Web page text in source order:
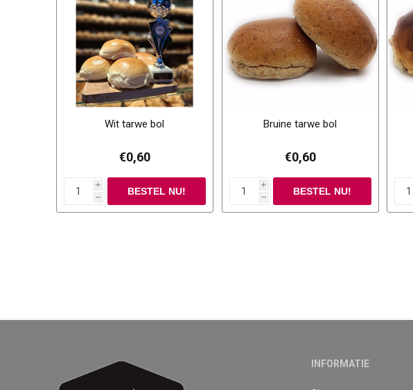
Wit tarwe bol
€0,60
i
h
Bruine tarwe bol
€0,60
i
h
INFORMATIE